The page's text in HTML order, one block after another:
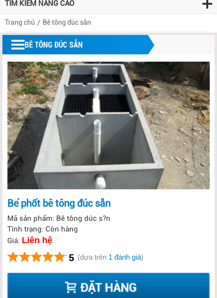
TÌM KIẾM NÂNG CAO
Trang chủ Bê tông đúc sẵn
BÊ TÔNG ĐÚC SẴN
Bể phốt bê tông đúc sẵn
Mã sản phẩm: Bê tông dúc s?n
Tình trạng: Còn hàng
Giá: Liên hệ
5 (dựa trên 1 đánh giá)